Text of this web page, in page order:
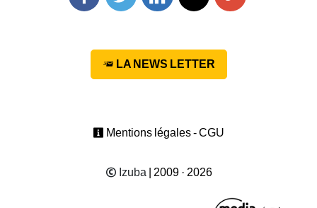
LA NEWS LETTER
Mentions légales - CGU
Izuba| 2009 · 2026